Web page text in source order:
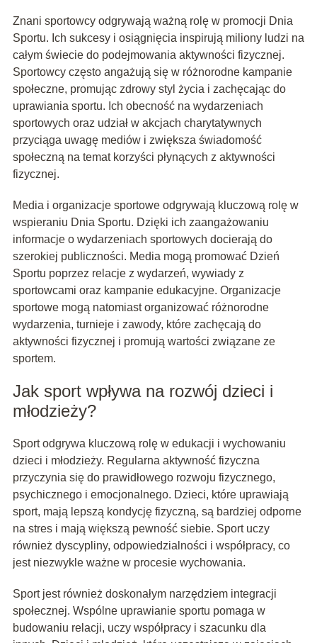
Znani sportowcy odgrywają ważną rolę w promocji Dnia
Sportu. Ich sukcesy i osiągnięcia inspirują miliony ludzi na
całym świecie do podejmowania aktywności fizycznej.
Sportowcy często angażują się w różnorodne kampanie
społeczne, promując zdrowy styl życia i zachęcając do
uprawiania sportu. Ich obecność na wydarzeniach
sportowych oraz udział w akcjach charytatywnych
przyciąga uwagę mediów i zwiększa świadomość
społeczną na temat korzyści płynących z aktywności
fizycznej.
Media i organizacje sportowe odgrywają kluczową rolę w
wspieraniu Dnia Sportu. Dzięki ich zaangażowaniu
informacje o wydarzeniach sportowych docierają do
szerokiej publiczności. Media mogą promować Dzień
Sportu poprzez relacje z wydarzeń, wywiady z
sportowcami oraz kampanie edukacyjne. Organizacje
sportowe mogą natomiast organizować różnorodne
wydarzenia, turnieje i zawody, które zachęcają do
aktywności fizycznej i promują wartości związane ze
sportem.
Jak sport wpływa na rozwój dzieci i
młodzieży?
Sport odgrywa kluczową rolę w edukacji i wychowaniu
dzieci i młodzieży. Regularna aktywność fizyczna
przyczynia się do prawidłowego rozwoju fizycznego,
psychicznego i emocjonalnego. Dzieci, które uprawiają
sport, mają lepszą kondycję fizyczną, są bardziej odporne
na stres i mają większą pewność siebie. Sport uczy
również dyscypliny, odpowiedzialności i współpracy, co
jest niezwykle ważne w procesie wychowania.
Sport jest również doskonałym narzędziem integracji
społecznej. Wspólne uprawianie sportu pomaga w
budowaniu relacji, uczy współpracy i szacunku dla